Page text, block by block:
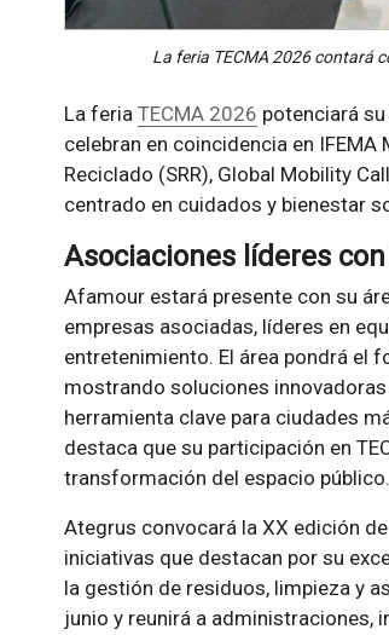
La feria TECMA 2026 contará
La feria TECMA 2026 potenciará
celebran en coincidencia en
Reciclado (SRR), Global Mobility
centrado en cuidados y bienestar
Asociaciones líderes
Afamour estará presente con su
empresas asociadas, líderes en
entretenimiento. El área pondrá el
mostrando soluciones
herramienta clave para ciudades
destaca que su participación en
transformación del espacio público.
Ategrus convocará la XX edición
iniciativas que destacan por su
la gestión de residuos, limpieza y
junio y reunirá a administraciones,